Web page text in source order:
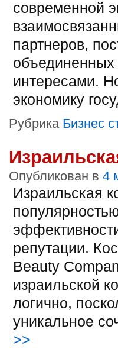
современной
партнеров,
интересами.
экономику
Рубрика Бизнес
Опубликован в 4
Израильская
репутации.
Beauty
израильской
логично,
уникальное
>>